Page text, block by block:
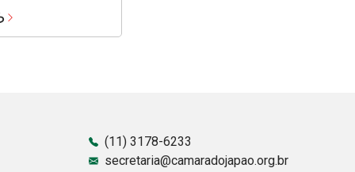
(11) 3178-6233
secretaria@camaradojapao.org.br